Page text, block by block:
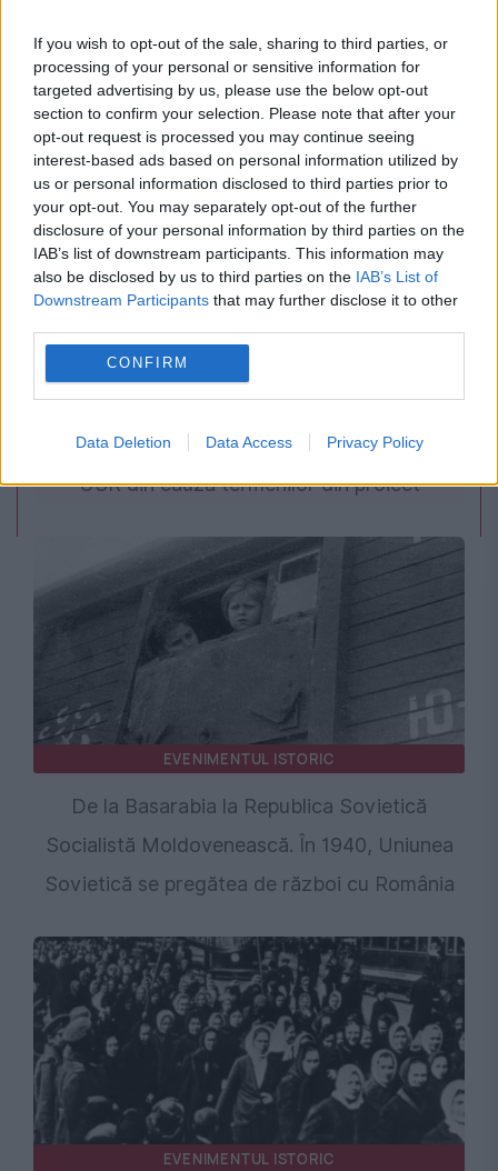
If you wish to opt-out of the sale, sharing to third parties, or
processing of your personal or sensitive information for
targeted advertising by us, please use the below opt-out
section to confirm your selection. Please note that after your
opt-out request is processed you may continue seeing
interest-based ads based on personal information utilized by
us or personal information disclosed to third parties prior to
your opt-out. You may separately opt-out of the further
disclosure of your personal information by third parties on the
IAB’s list of downstream participants. This information may
also be disclosed by us to third parties on the IAB’s List of
Downstream Participants that may further disclose it to other
CONFIRM
Data Deletion Data Access Privacy Policy
De la „român” la „romîn” și înapoi. Ortografie și
comunism în România
Legea biodiversității a trecut de Comisia
Juridică și de Mediu. Tensiuni între AUR și
USR din cauza termenilor din proiect
EVENIMENTUL ISTORIC
De la Basarabia la Republica Sovietică
Socialistă Moldovenească. În 1940, Uniunea
Sovietică se pregătea de război cu România
EVENIMENTUL ISTORIC